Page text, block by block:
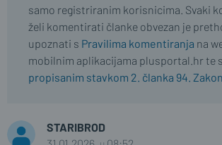
samo registriranim korisnicima. Svaki
želi komentirati članke obvezan je
upoznati s Pravilima komentiranja na
mobilnim aplikacijama plusportal.hr te
propisanim stavkom 2. članka 94.
STARIBROD